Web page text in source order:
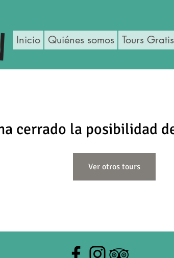
Inicio Quiénes somos Tours Gratis
cerrado la posibilidad
Ver otros tours